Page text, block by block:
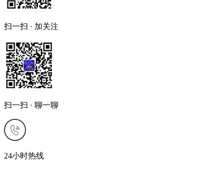
扫一扫 · 加关注
扫一扫 · 聊一聊
24小时热线